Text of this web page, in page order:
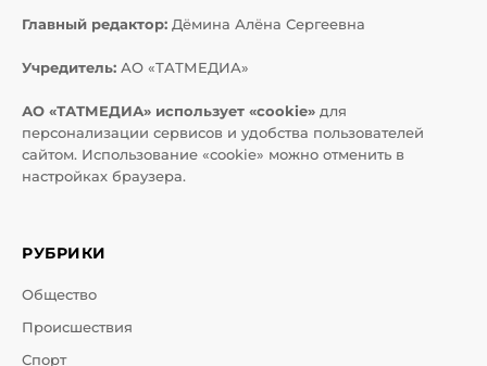
Главный редактор: Дёмина Алёна Сергеевна
Учредитель: АО «ТАТМЕДИА»
АО «ТАТМЕДИА» использует «cookie» для
персонализации сервисов и удобства пользователей
сайтом. Использование «cookie» можно отменить в
настройках браузера.
РУБРИКИ
Общество
Происшествия
Спорт